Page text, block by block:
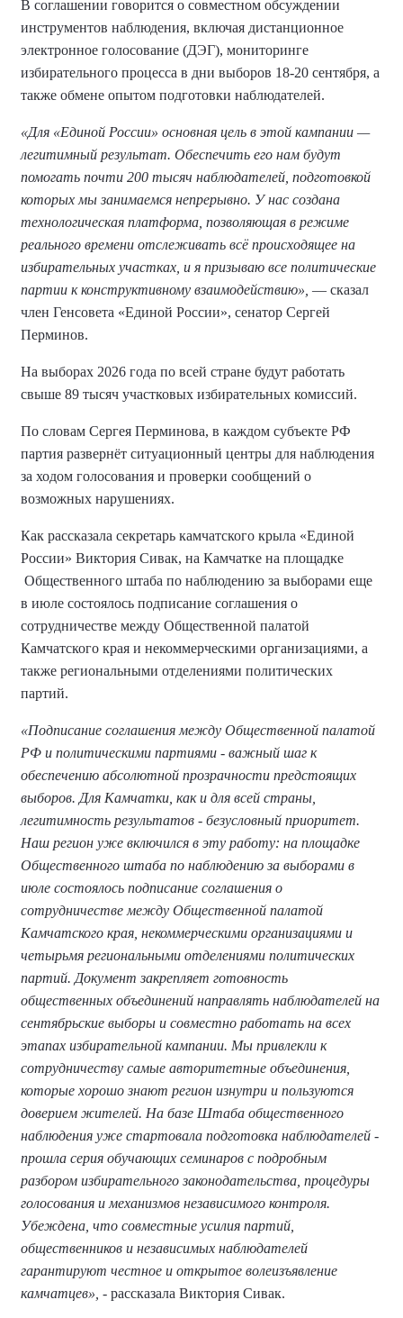
В соглашении говорится о совместном обсуждении
инструментов наблюдения, включая дистанционное
электронное голосование (ДЭГ), мониторинге
избирательного процесса в дни выборов 18-20 сентября, а
также обмене опытом подготовки наблюдателей.
«Для «Единой России» основная цель в этой кампании —
легитимный результат. Обеспечить его нам будут
помогать почти 200 тысяч наблюдателей, подготовкой
которых мы занимаемся непрерывно. У нас создана
технологическая платформа, позволяющая в режиме
реального времени отслеживать всё происходящее на
избирательных участках, и я призываю все политические
партии к конструктивному взаимодействию», — сказал
член Генсовета «Единой России», сенатор Сергей
Перминов.
На выборах 2026 года по всей стране будут работать
свыше 89 тысяч участковых избирательных комиссий.
По словам Сергея Перминова, в каждом субъекте РФ
партия развернёт ситуационный центры для наблюдения
за ходом голосования и проверки сообщений о
возможных нарушениях.
Как рассказала секретарь камчатского крыла «Единой
России» Виктория Сивак, на Камчатке на площадке
Общественного штаба по наблюдению за выборами еще
в июле состоялось подписание соглашения о
сотрудничестве между Общественной палатой
Камчатского края и некоммерческими организациями, а
также региональными отделениями политических
партий.
«Подписание соглашения между Общественной палатой
РФ и политическими партиями - важный шаг к
обеспечению абсолютной прозрачности предстоящих
выборов. Для Камчатки, как и для всей страны,
легитимность результатов - безусловный приоритет.
Наш регион уже включился в эту работу: на площадке
Общественного штаба по наблюдению за выборами в
июле состоялось подписание соглашения о
сотрудничестве между Общественной палатой
Камчатского края, некоммерческими организациями и
четырьмя региональными отделениями политических
партий. Документ закрепляет готовность
общественных объединений направлять наблюдателей на
сентябрьские выборы и совместно работать на всех
этапах избирательной кампании. Мы привлекли к
сотрудничеству самые авторитетные объединения,
которые хорошо знают регион изнутри и пользуются
доверием жителей. На базе Штаба общественного
наблюдения уже стартовала подготовка наблюдателей -
прошла серия обучающих семинаров с подробным
разбором избирательного законодательства, процедуры
голосования и механизмов независимого контроля.
Убеждена, что совместные усилия партий,
общественников и независимых наблюдателей
гарантируют честное и открытое волеизъявление
камчатцев», - рассказала Виктория Сивак.